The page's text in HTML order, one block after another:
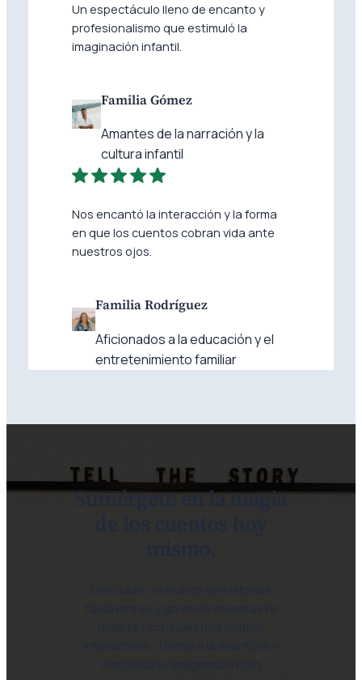
Un espectáculo lleno de encanto y
profesionalismo que estimuló la
imaginación infantil.
Familia Gómez
Amantes de la narración y la
cultura infantil
Nos encantó la interacción y la forma
en que los cuentos cobran vida ante
nuestros ojos.
Familia Rodríguez
Aficionados a la educación y el
entretenimiento familiar
Sumérgete en la magia